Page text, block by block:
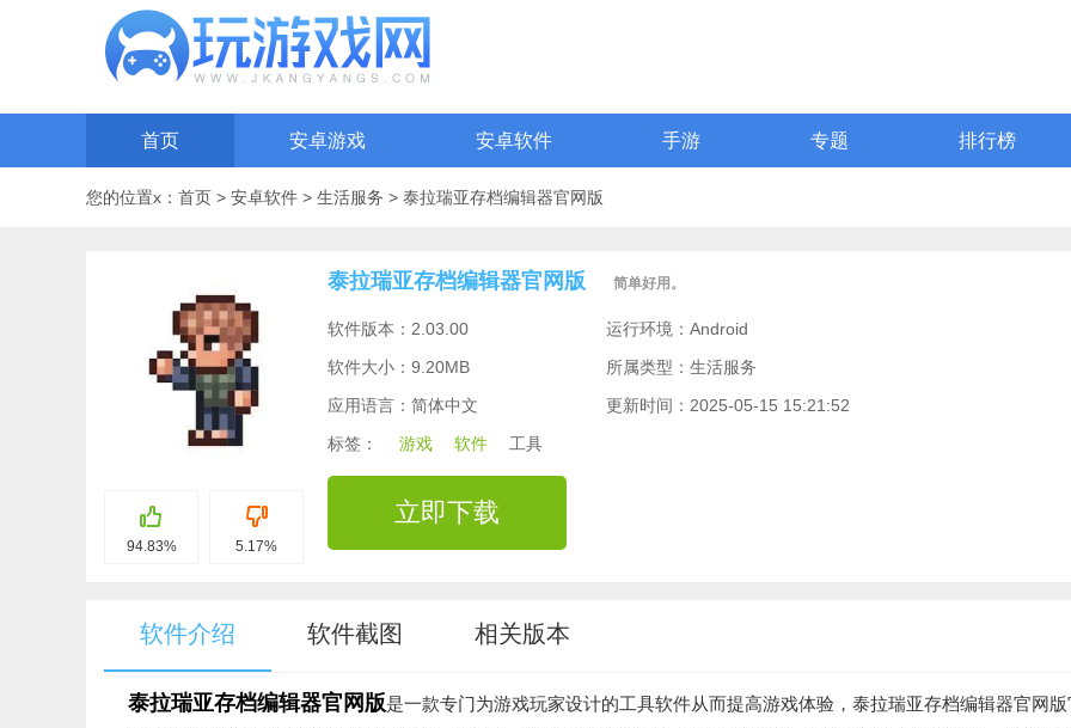
首页 安卓游戏 安卓软件 手游 专题 排行榜
您的位置x： 首页 > 安卓软件 > 生活服务 > 泰拉瑞亚存档编辑器官网版
94.83% 5.17%
泰拉瑞亚存档编辑器官网版 简单好用。
软件版本：2.03.00
运行环境：Android
软件大小：9.20MB
所属类型：生活服务
应用语言：简体中文
更新时间：2025-05-15 15:21:52
标签：
游戏 软件 工具
立即下载
软件介绍 软件截图 相关版本
泰拉瑞亚存档编辑器官网版是一款专门为游戏玩家设计的工具软件从而提高游戏体验，泰拉瑞亚存档编辑器官网版